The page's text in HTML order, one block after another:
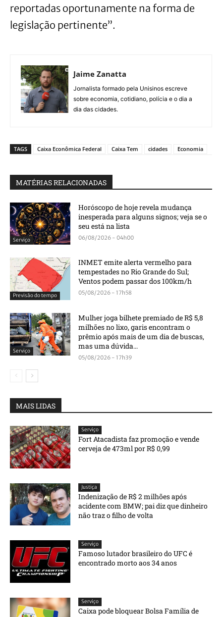
reportadas oportunamente na forma de
legislação pertinente”.
Jaime Zanatta
Jornalista formado pela Unisinos escreve
sobre economia, cotidiano, polícia e o dia a
dia das cidades.
TAGS Caixa Econômica Federal Caixa Tem cidades Economia
MATÉRIAS RELACIONADAS
Serviço
Horóscopo de hoje revela mudança
inesperada para alguns signos; veja se o
seu está na lista
06/08/2026 - 04h00
Previsão do tempo
INMET emite alerta vermelho para
tempestades no Rio Grande do Sul;
Ventos podem passar dos 100km/h
05/08/2026 - 17h58
Serviço
Mulher joga bilhete premiado de R$ 5,8
milhões no lixo, garis encontram o
prêmio após mais de um dia de buscas,
mas uma dúvida...
05/08/2026 - 17h39
MAIS LIDAS
Serviço
Fort Atacadista faz promoção e vende
cerveja de 473ml por R$ 0,99
Justiça
Indenização de R$ 2 milhões após
acidente com BMW; pai diz que dinheiro
não traz o filho de volta
Serviço
Famoso lutador brasileiro do UFC é
encontrado morto aos 34 anos
Serviço
Caixa pode bloquear Bolsa Família de